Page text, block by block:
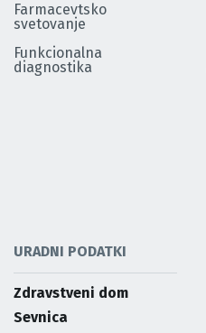
Farmacevtsko
svetovanje
Funkcionalna
diagnostika
URADNI PODATKI
Zdravstveni dom
Sevnica